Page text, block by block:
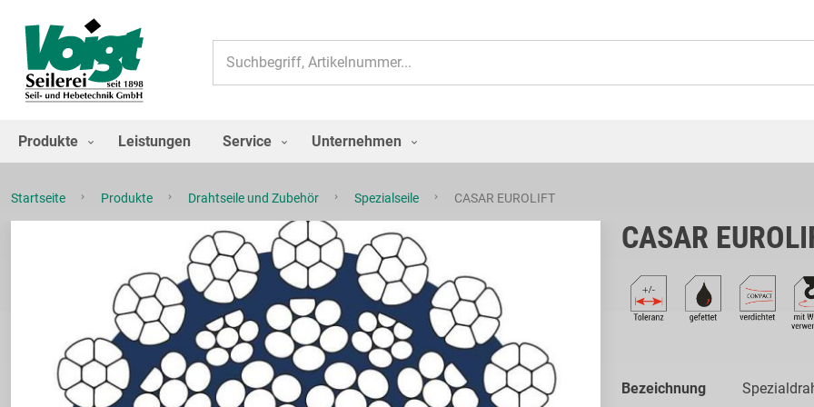
Produkte Leistungen Service Unternehmen
Startseite Produkte Drahtseile und Zubehör Spezialseile CASAR EUROLIFT
CASAR
Bezeichnung